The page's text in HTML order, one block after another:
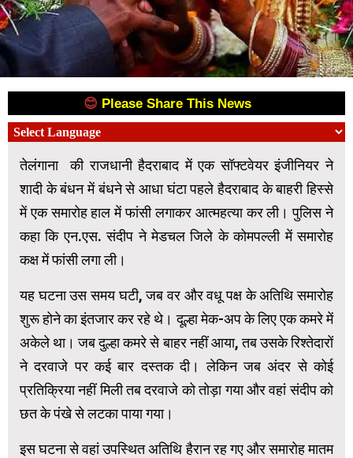
😊 Please Share This News
तेलंगाना की राजधानी हैदराबाद में एक सॉफ्टवेयर इंजीनियर ने
शादी के बंधन में बंधने से आधा घंटा पहले हैदराबाद के बाहरी हिस्से
में एक समारोह हाल में फांसी लगाकर आत्महत्या कर ली। पुलिस ने
कहा कि एन.एस. संदीप ने मेडचल जिले के कोमपल्ली में समारोह
कक्ष में फांसी लगा ली।
यह घटना उस समय घटी, जब वर और वधू पक्ष के अतिथि समारोह
शुरू होने का इंतजार कर रहे थे। दूल्हा मेक-अप के लिए एक कमरे में
अकेले था। जब दुल्हा कमरे से बाहर नहीं आया, तब उसके रिश्तेदारों
ने दरवाजे पर कई बार दस्तक दी। लेकिन जब अंदर से कोई
प्रतिक्रिया नहीं मिली तब दरवाजे को तोड़ा गया और वहां संदीप को
छत के पंखे से लटका पाया गया।
इस घटना से वहां उपस्थित अतिथि हैरान रह गए और समारोह मातम